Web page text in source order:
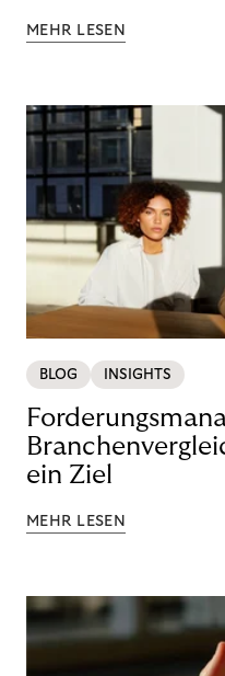
MEHR LESEN
BLOG INSIGHTS
ein Ziel
MEHR LESEN